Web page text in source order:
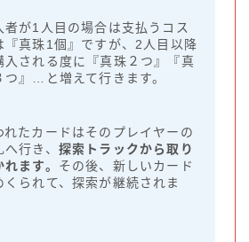
者が1人目の場合は支払うコス
『真珠1個』ですが、2人目以降
入される度に『真珠２つ』『真
つ』…と増えて行きます。
れたカードはそのプレイヤーの
へ行き、 探索トラックから取り
れます。 その後、新しいカード
くられて、探索が継続されま